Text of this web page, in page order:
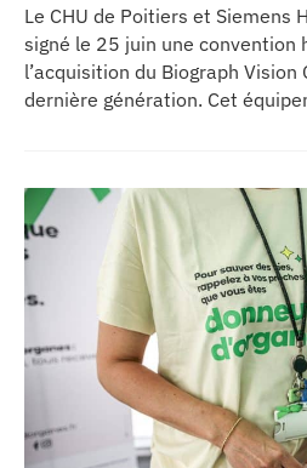
Le CHU de Poitiers et Siemens
signé le 25 juin une convention
l’acquisition du Biograph Vision
dernière génération. Cet
l’excellence clinique et
Ce projet représente un
d’euros pour l’acquisition et
l’équipement au cœur même
cancérologie.